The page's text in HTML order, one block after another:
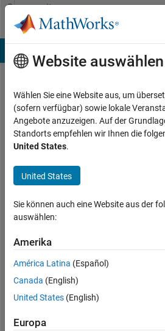
Weiter zum Inhalt
Community
Profile
yasaman
Last
seen:
mehr
als 3
Jahre
|
Aktiv
2023
Followers:
0
Website auswählen
Wählen Sie eine Website aus, um
(sofern verfügbar) sowie lokale
Angebote anzuzeigen. Auf der
Standorts empfehlen wir Ihnen die
United States.
United States
Sie können auch eine Website aus der
auswählen:
Amerika
América Latina (Español)
Canada (English)
United States (English)
Europa